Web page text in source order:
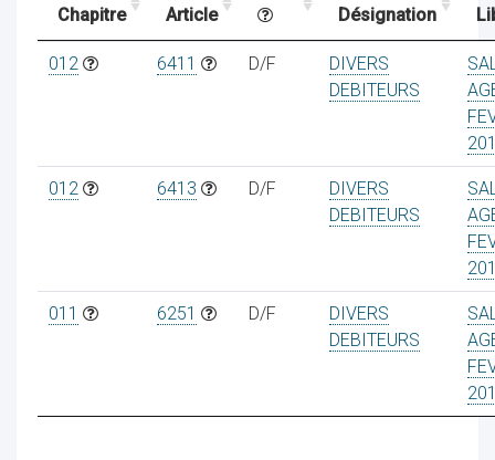
Chapitre Article
Désignation
012 6411 D/F
DIVERS
DEBITEURS
012 6413 D/F
DIVERS
DEBITEURS
011 6251 D/F
DIVERS
DEBITEURS